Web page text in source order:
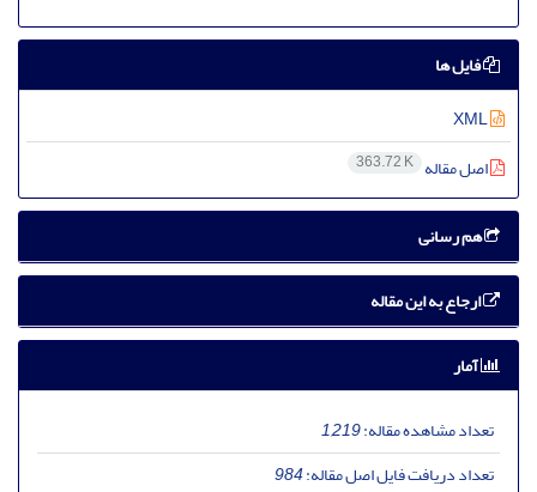
فایل ها
اصل مقاله 363.72 K
هم رسانی
ارجاع به این مقاله
آمار
تعداد مشاهده مقاله:1,219
تعداد دریافت فایل اصل مقاله:984